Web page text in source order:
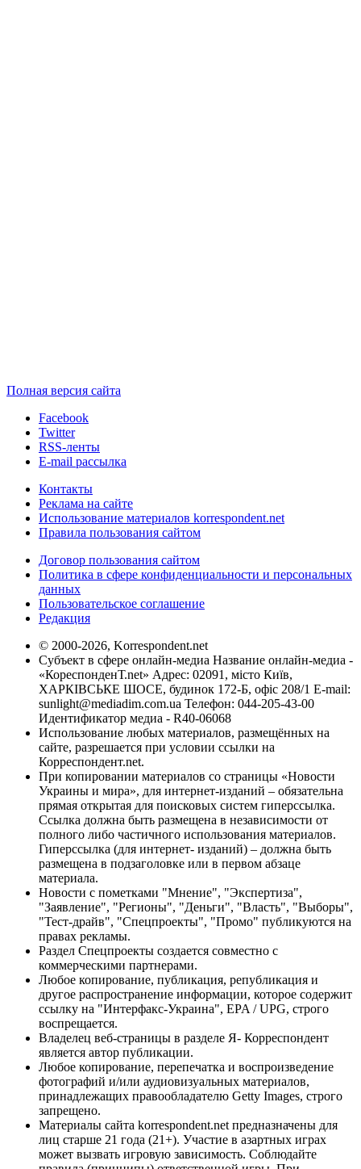
Полная версия сайта
Facebook
Twitter
RSS-ленты
E-mail рассылка
Контакты
Реклама на сайте
Использование материалов korrespondent.net
Правила пользования сайтом
Договор пользования сайтом
Политика в сфере конфиденциальности и персональных
данных
Пользовательское соглашение
Редакция
© 2000-2026, Korrespondent.net
Субъект в сфере онлайн-медиа Название онлайн-медиа -
«КореспонденТ.net» Адрес: 02091, місто Київ,
ХАРКІВСЬКЕ ШОСЕ, будинок 172-Б, офіс 208/1 E-mail:
sunlight@mediadim.com.ua Телефон: 044-205-43-00
Идентификатор медиа - R40-06068
Использование любых материалов, размещённых на
сайте, разрешается при условии ссылки на
Корреспондент.net.
При копировании материалов со страницы «Новости
Украины и мира», для интернет-изданий – обязательна
прямая открытая для поисковых систем гиперссылка.
Ссылка должна быть размещена в независимости от
полного либо частичного использования материалов.
Гиперссылка (для интернет- изданий) – должна быть
размещена в подзаголовке или в первом абзаце
материала.
Новости с пометками "Мнение", "Экспертиза",
"Заявление", "Регионы", "Деньги", "Власть", "Выборы",
"Тест-драйв", "Спецпроекты", "Промо" публикуются на
правах рекламы.
Раздел Спецпроекты создается совместно с
коммерческими партнерами.
Любое копирование, публикация, републикация и
другое распространение информации, которое содержит
ссылку на "Интерфакс-Украина", EPA / UPG, строго
воспрещается.
Владелец веб-страницы в разделе Я- Корреспондент
является автор публикации.
Любое копирование, перепечатка и воспроизведение
фотографий и/или аудиовизуальных материалов,
принадлежащих правообладателю Getty Images, строго
запрещено.
Материалы сайта korrespondent.net предназначены для
лиц старше 21 года (21+). Участие в азартных играх
может вызвать игровую зависимость. Соблюдайте